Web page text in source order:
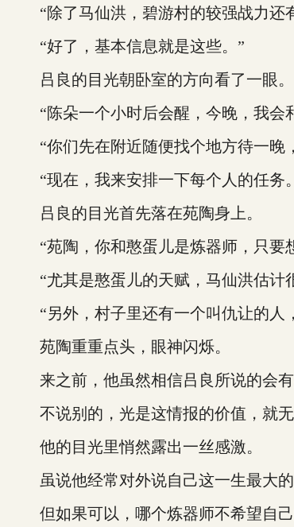
“除了马仙洪，碧游村的较强战力还
“好了，基本信息就是这些。”
吕良的目光朝卧室的方向看了一眼。
“陈朵一个小时后会醒，今晚，我会
“你们先在附近随便找个地方待一晚
“现在，我来安排一下每个人的任务
吕良的目光首先落在苑陶身上。
“苑陶，你和憨蛋儿是炼器师，只要
“尤其是憨蛋儿的天赋，马仙洪估计
“另外，村子里还有一个叫仇让的人
苑陶重重点头，眼神闪烁。
来之前，他虽然相信吕良所说的会有
不说别的，光是这情报的价值，就无
他的目光里悄然露出一丝感激。
虽说他经常对外说自己这一生最大的
但如果可以，哪个炼器师不希望自己